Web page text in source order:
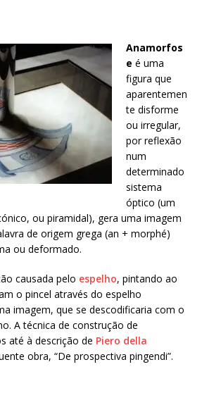
Anamorfos
e é uma
figura que
aparentemen
te disforme
ou irregular,
por reflexão
num
determinado
sistema
óptico (um
ou piramidal), gera uma imagem
de origem grega (an + morphé)
ou deformado.
causada pelo espelho, pintando ao
o pincel através do espelho
imagem, que se descodificaria com o
A técnica de construção de
até à descrição de Piero della
obra, “De prospectiva pingendi”.